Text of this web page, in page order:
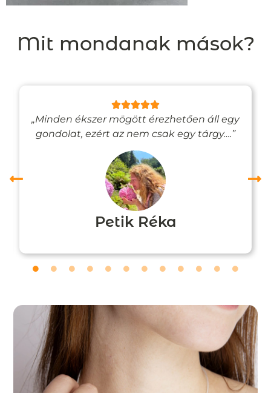
Mit mondanak mások?
„Minden ékszer mögött érezhetően áll egy
gondolat, ezért az nem csak egy tárgy….”
Petik Réka